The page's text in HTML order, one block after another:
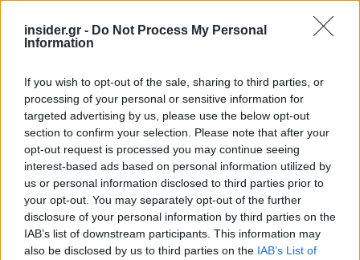
insider.gr - Do Not Process My Personal
Information
If you wish to opt-out of the sale, sharing to third parties, or
processing of your personal or sensitive information for
targeted advertising by us, please use the below opt-out
section to confirm your selection. Please note that after your
opt-out request is processed you may continue seeing
interest-based ads based on personal information utilized by
us or personal information disclosed to third parties prior to
your opt-out. You may separately opt-out of the further
disclosure of your personal information by third parties on the
IAB’s list of downstream participants. This information may
also be disclosed by us to third parties on the IAB’s List of
Τα καθαρά έσοδα από τόκους διαμορφώθηκαν
στο 1,93 δισ. ευρώ ελαφρά υψηλότερα από το